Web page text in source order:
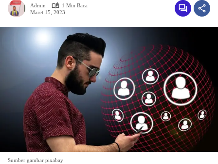
Admin
1 Min Baca
Maret 15, 2023
Sumber gambar pixabay